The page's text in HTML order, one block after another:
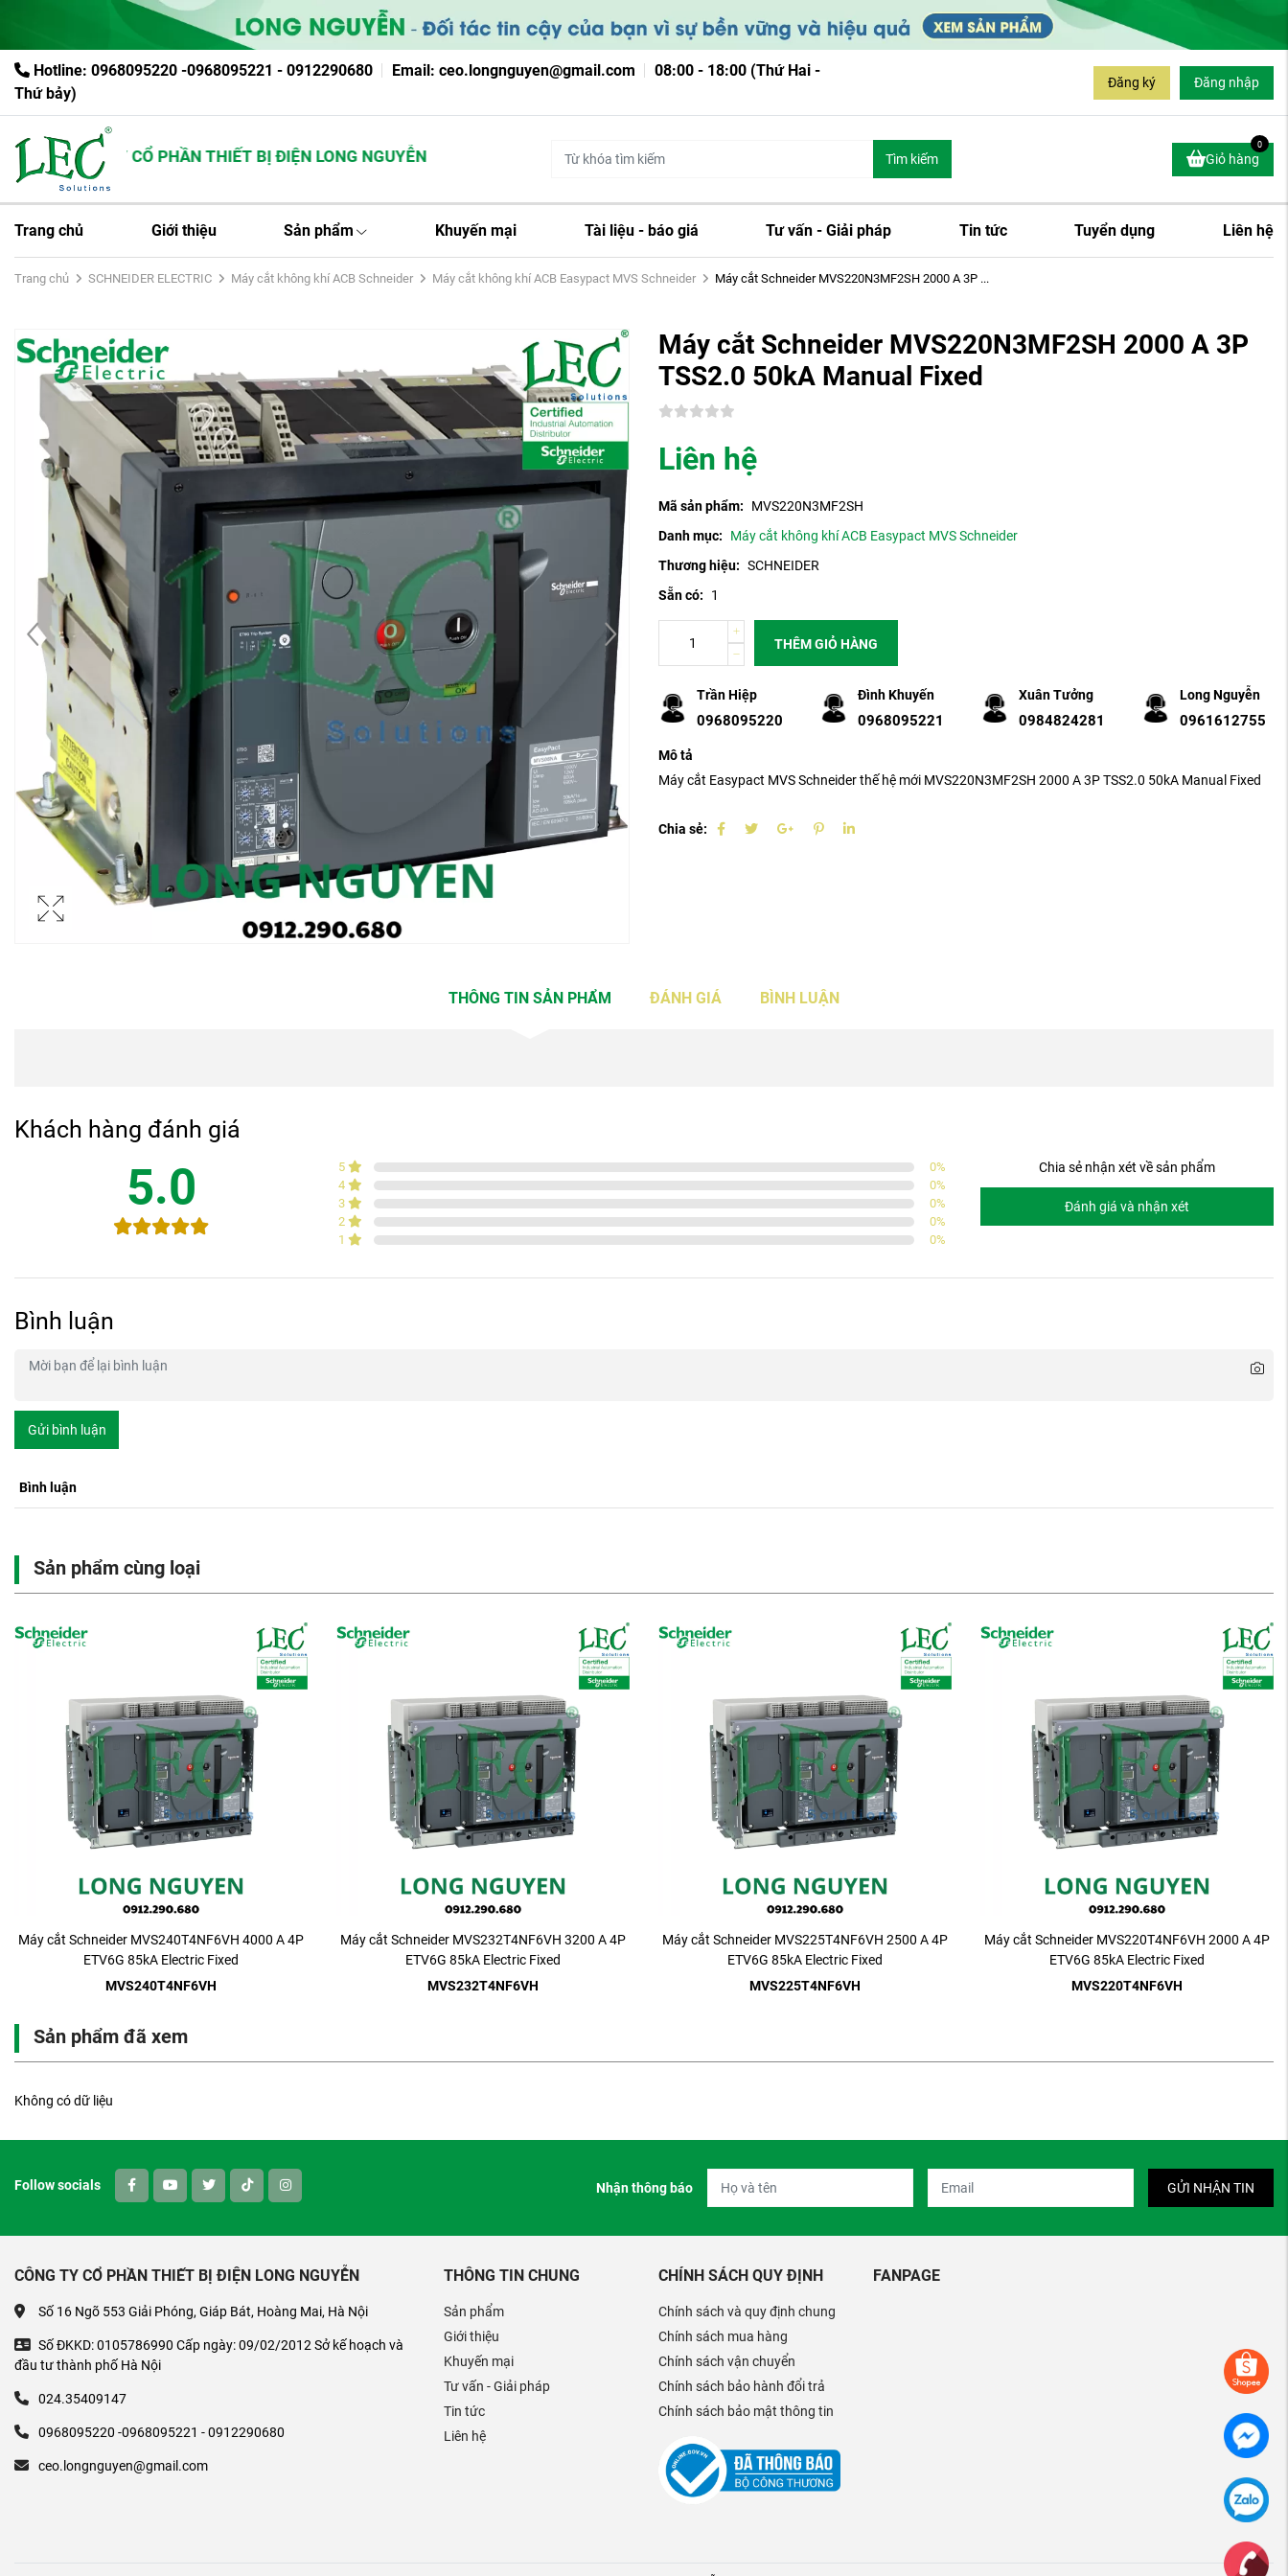
Hotline: 0968095220 -0968095221 - 0912290680 Email: ceo.longnguyen@gmail.com
08:00 - 18:00 (Thứ Hai -
Thứ bảy)
Đăng ký Đăng nhập
CÔNG TY CỔ PHẦN THIẾT BỊ ĐIỆN LONG NGUYỄN Tìm kiếm Giỏ hàng
0
Trang chủ Giới thiệu Sản phẩm Khuyến mại Tài liệu - báo giá Tư vấn - Giải pháp Tin tức Tuyển dụng Liên hệ
Trang chủ SCHNEIDER ELECTRIC Máy cắt không khí ACB Schneider Máy cắt không khí ACB Easypact MVS Schneider Máy cắt Schneider MVS220N3MF2SH 2000 A 3P ...
Máy cắt Schneider MVS220N3MF2SH 2000 A 3P
TSS2.0 50kA Manual Fixed
Liên hệ
Mã sản phẩm:
MVS220N3MF2SH
Danh mục:
Máy cắt không khí ACB Easypact MVS Schneider
Thương hiệu: SCHNEIDER
Sẵn có:
1
THÊM GIỎ HÀNG
Trần Hiệp
0968095220
Đình Khuyến
0968095221
Xuân Tưởng
0984824281
Long Nguyễn
0961612755
Mô tả
Máy cắt Easypact MVS Schneider thế hệ mới MVS220N3MF2SH 2000 A 3P TSS2.0 50kA Manual Fixed
Chia sẻ:
THÔNG TIN SẢN PHẨM ĐÁNH GIÁ BÌNH LUẬN
Khách hàng đánh giá
5.0 5 0%
4
0%
3
0%
2
0%
1
0%
Chia sẻ nhận xét về sản phẩm
Đánh giá và nhận xét
Bình luận
Gửi bình luận
Bình luận
Sản phẩm cùng loại
Máy cắt Schneider MVS240T4NF6VH 4000 A 4P
ETV6G 85kA Electric Fixed
MVS240T4NF6VH
Máy cắt Schneider MVS232T4NF6VH 3200 A 4P
ETV6G 85kA Electric Fixed
MVS232T4NF6VH
Máy cắt Schneider MVS225T4NF6VH 2500 A 4P
ETV6G 85kA Electric Fixed
MVS225T4NF6VH
Máy cắt Schneider MVS220T4NF6VH 2000 A 4P
ETV6G 85kA Electric Fixed
MVS220T4NF6VH
Sản phẩm đã xem
Không có dữ liệu
Follow socials Nhận thông báo GỬI NHẬN TIN
CÔNG TY CỔ PHẦN THIẾT BỊ ĐIỆN LONG NGUYỄN
Số 16 Ngõ 553 Giải Phóng, Giáp Bát, Hoàng Mai, Hà Nội
Số ĐKKD: 0105786990 Cấp ngày: 09/02/2012 Sở kế hoạch và
đầu tư thành phố Hà Nội
024.35409147
0968095220 -0968095221 - 0912290680
ceo.longnguyen@gmail.com
THÔNG TIN CHUNG
Sản phẩm
Giới thiệu
Khuyến mại
Tư vấn - Giải pháp
Tin tức
Liên hệ
CHÍNH SÁCH QUY ĐỊNH
Chính sách và quy định chung
Chính sách mua hàng
Chính sách vận chuyển
Chính sách bảo hành đổi trả
Chính sách bảo mật thông tin
FANPAGE